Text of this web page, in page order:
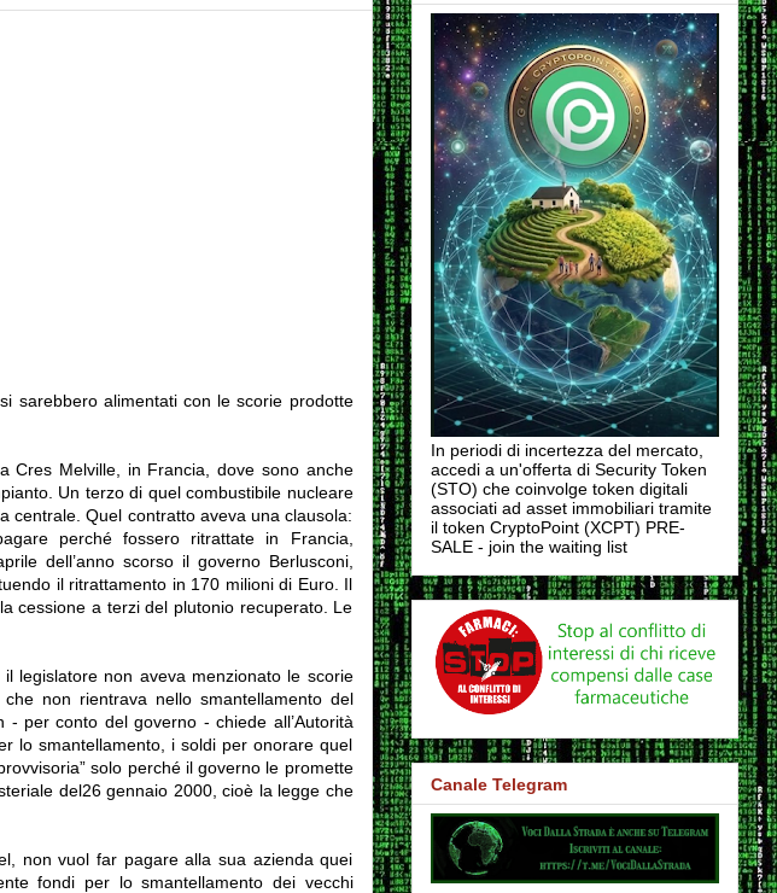
sarebbero alimentati con le scorie prodotte
Cres Melville, in Francia, dove sono anche
Un terzo di quel combustibile nucleare
centrale. Quel contratto aveva una clausola:
perché fossero ritrattate in Francia,
dell’anno scorso il governo Berlusconi,
il ritrattamento in 170 milioni di Euro. Il
cessione a terzi del plutonio recuperato. Le
legislatore non aveva menzionato le scorie
non rientrava nello smantellamento del
per conto del governo - chiede all’Autorità
lo smantellamento, i soldi per onorare quel
solo perché il governo le promette
del26 gennaio 2000, cioè la legge che
non vuol far pagare alla sua azienda quei
fondi per lo smantellamento dei vecchi
In periodi di incertezza del mercato,
accedi a un'offerta di Security Token
(STO) che coinvolge token digitali
associati ad asset immobiliari tramite
il token CryptoPoint (XCPT) PRE-
SALE - join the waiting list
Canale Telegram